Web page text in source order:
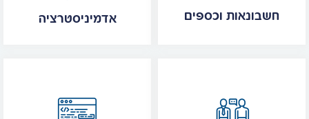
אדמיניסטרציה חשבונאות וכספים